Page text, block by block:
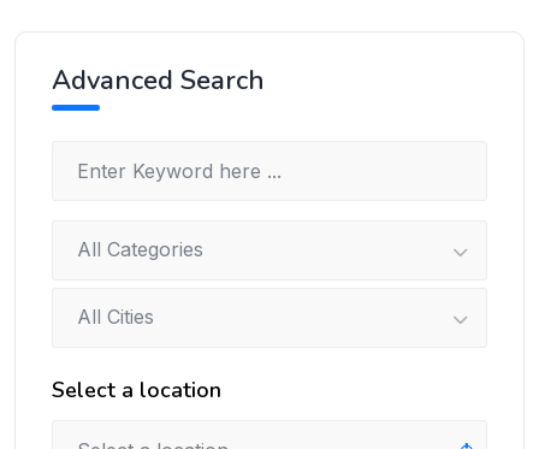
Advanced Search
All Categories
All Cities
Select a location